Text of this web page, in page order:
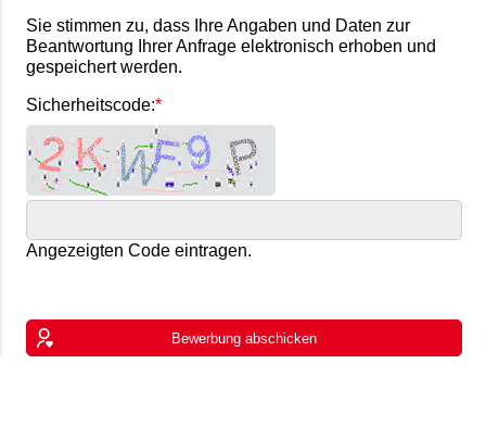
Sie stimmen zu, dass Ihre Angaben und Daten zur
Beantwortung Ihrer Anfrage elektronisch erhoben und
gespeichert werden.
Sicherheitscode:
Angezeigten Code eintragen.
Bewerbung abschicken